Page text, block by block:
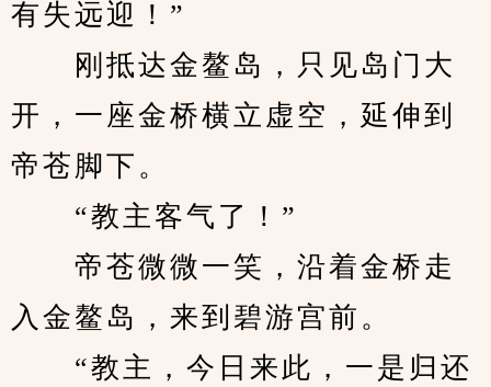
有失远迎！”
刚抵达金鳌岛，只见岛门大
开，一座金桥横立虚空，延伸到
帝苍脚下。
“教主客气了！”
帝苍微微一笑，沿着金桥走
入金鳌岛，来到碧游宫前。
“教主，今日来此，一是归还